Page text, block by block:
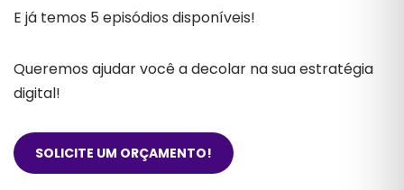
E já temos 5 episódios disponíveis!
Queremos ajudar você a decolar na sua estratégia
digital!
SOLICITE UM ORÇAMENTO!